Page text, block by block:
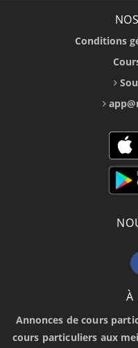
Conditions
À
Annonces de cours
cours particuliers aux